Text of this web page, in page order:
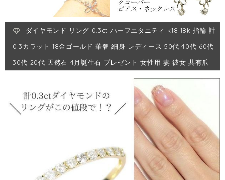
ダイヤモンド リング 0.3ct ハーフエタニティ k18 18k 指輪 計
0.3カラット 18金ゴールド 華奢 細身 レディース 50代 40代 60代
30代 20代 天然石 4月誕生石 プレゼント 女性用 妻 彼女 共有爪